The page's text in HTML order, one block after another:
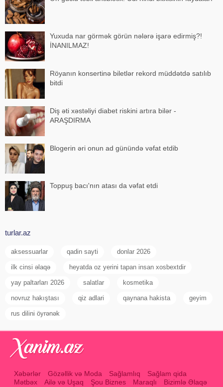
Yuxuda nar görmək görün nələrə işarə edirmiş?!
İNANILMAZ!
Röyanın konsertinə biletlər rekord müddətdə satılıb
bitdi
Diş əti xəstəliyi diabet riskini artıra bilər -
ARAŞDIRMA
Blogerin əri onun ad günündə vəfat etdib
Toppuş bacı'nın atası da vəfat etdi
turlar.az
aksessuarlar qadin sayti donlar 2026
ilk cinsi əlaqə heyatda oz yerini tapan insan xosbextdir
yay paltarları 2026 salatlar kosmetika
novruz hakıştası qiz adlari qaynana hakista geyim
rus dilini öyrənək
Xəbərlər Gözəllik və Moda Sağlamlıq
Sağlam qida
Mətbəx
Ailə və Uşaq Şou Biznes Maraqlı Bizimlə Əlaqə